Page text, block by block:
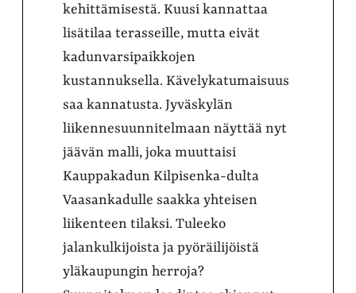
kehittämisestä. Kuusi kannattaa
lisätilaa terasseille, mutta eivät
kadunvarsipaikkojen
kustannuksella. Kävelykatumaisuus
saa kannatusta. Jyväskylän
liikennesuunnitelmaan näyttää nyt
jäävän malli, joka muuttaisi
Kauppakadun Kilpisenka-dulta
Vaasankadulle saakka yhteisen
liikenteen tilaksi. Tuleeko
jalankulkijoista ja pyöräilijöistä
yläkaupungin herroja?